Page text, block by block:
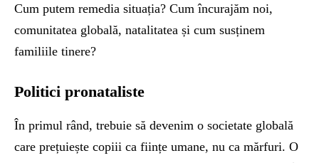
Cum putem remedia situația? Cum încurajăm noi,
comunitatea globală, natalitatea și cum susținem
familiile tinere?
Politici pronataliste
În primul rând, trebuie să devenim o societate globală
care prețuiește copiii ca ființe umane, nu ca mărfuri. O